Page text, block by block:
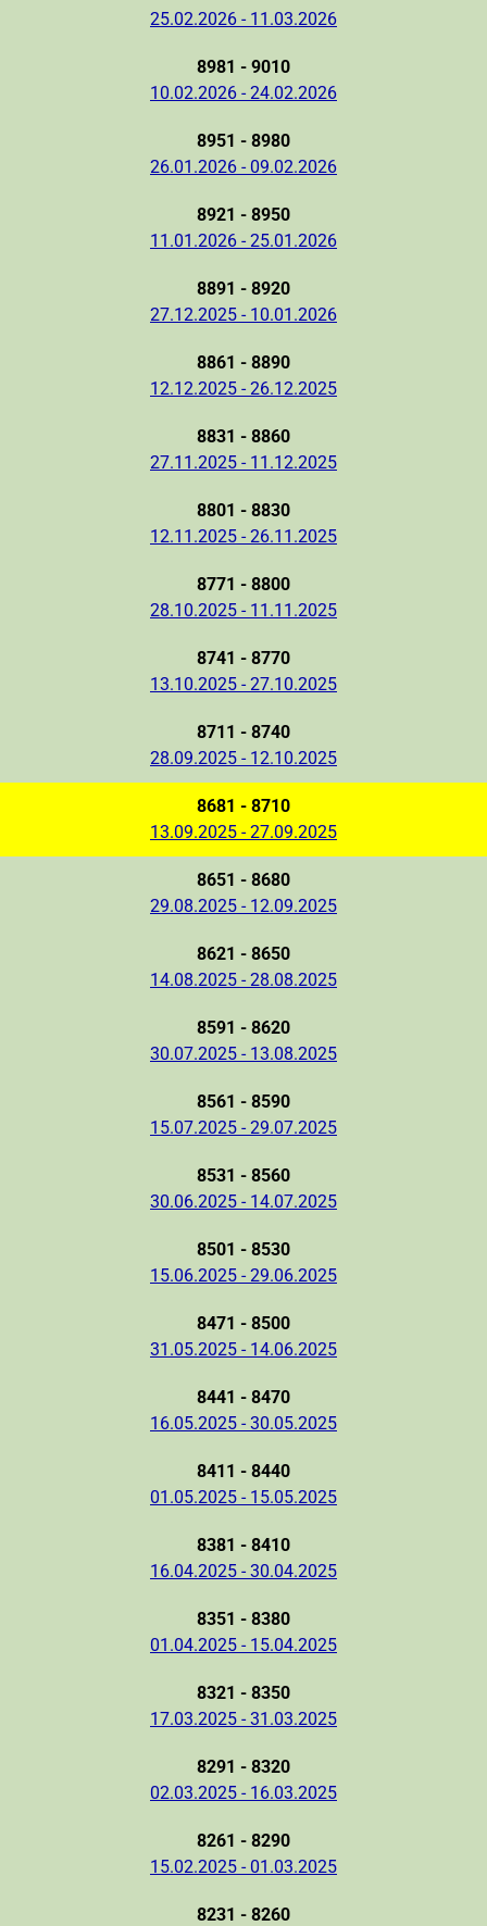
25.02.2026 - 11.03.2026
8981 - 9010
10.02.2026 - 24.02.2026
8951 - 8980
26.01.2026 - 09.02.2026
8921 - 8950
11.01.2026 - 25.01.2026
8891 - 8920
27.12.2025 - 10.01.2026
8861 - 8890
12.12.2025 - 26.12.2025
8831 - 8860
27.11.2025 - 11.12.2025
8801 - 8830
12.11.2025 - 26.11.2025
8771 - 8800
28.10.2025 - 11.11.2025
8741 - 8770
13.10.2025 - 27.10.2025
8711 - 8740
28.09.2025 - 12.10.2025
8681 - 8710
13.09.2025 - 27.09.2025
8651 - 8680
29.08.2025 - 12.09.2025
8621 - 8650
14.08.2025 - 28.08.2025
8591 - 8620
30.07.2025 - 13.08.2025
8561 - 8590
15.07.2025 - 29.07.2025
8531 - 8560
30.06.2025 - 14.07.2025
8501 - 8530
15.06.2025 - 29.06.2025
8471 - 8500
31.05.2025 - 14.06.2025
8441 - 8470
16.05.2025 - 30.05.2025
8411 - 8440
01.05.2025 - 15.05.2025
8381 - 8410
16.04.2025 - 30.04.2025
8351 - 8380
01.04.2025 - 15.04.2025
8321 - 8350
17.03.2025 - 31.03.2025
8291 - 8320
02.03.2025 - 16.03.2025
8261 - 8290
15.02.2025 - 01.03.2025
8231 - 8260